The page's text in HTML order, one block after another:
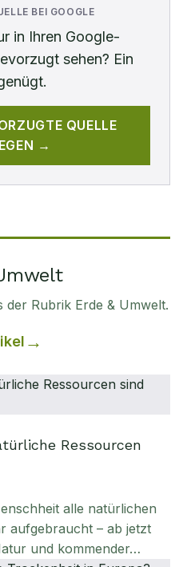
BEI GOOGLE
in Ihren Google-
sehen? Ein
QUELLE
→
der Rubrik Erde & Umwelt.
Ressourcen
alle natürlichen
aufgebraucht – ab jetzt
und kommender…